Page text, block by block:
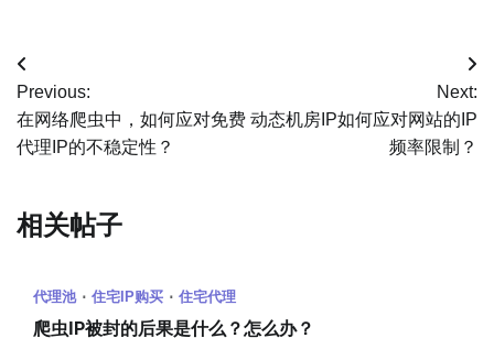
文
章
导
Previous:
在网络爬虫中，如何应对免费
代理IP的不稳定性？
Next:
动态机房IP如何应对网站的IP
频率限制？
相关帖子
代理池 住宅IP购买 住宅代理
爬虫IP被封的后果是什么？怎么办？